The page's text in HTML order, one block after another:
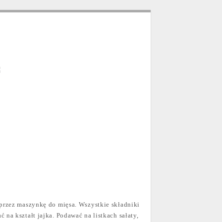
maszynkę do mięsa. Wszystkie składniki
na kształt jajka. Podawać na listkach sałaty,